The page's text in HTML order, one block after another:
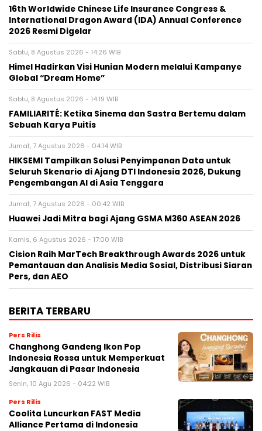
16th Worldwide Chinese Life Insurance Congress &
International Dragon Award (IDA) Annual Conference
2026 Resmi Digelar
Sabtu, 8 Agustus 2026 - 14:26 WIB
Himel Hadirkan Visi Hunian Modern melalui Kampanye
Global “Dream Home”
Sabtu, 8 Agustus 2026 - 14:19 WIB
FAMILIARITÉ: Ketika Sinema dan Sastra Bertemu dalam
Sebuah Karya Puitis
Jumat, 7 Agustus 2026 - 04:14 WIB
HIKSEMI Tampilkan Solusi Penyimpanan Data untuk
Seluruh Skenario di Ajang DTI Indonesia 2026, Dukung
Pengembangan AI di Asia Tenggara
Jumat, 7 Agustus 2026 - 00:42 WIB
Huawei Jadi Mitra bagi Ajang GSMA M360 ASEAN 2026
Kamis, 6 Agustus 2026 - 17:00 WIB
Cision Raih MarTech Breakthrough Awards 2026 untuk
Pemantauan dan Analisis Media Sosial, Distribusi Siaran
Pers, dan AEO
BERITA TERBARU
Pers Rilis
Changhong Gandeng Ikon Pop
Indonesia Rossa untuk Memperkuat
Jangkauan di Pasar Indonesia
Senin, 10 Agu 2026 - 04:22 WIB
Pers Rilis
Coolita Luncurkan FAST Media
Alliance Pertama di Indonesia